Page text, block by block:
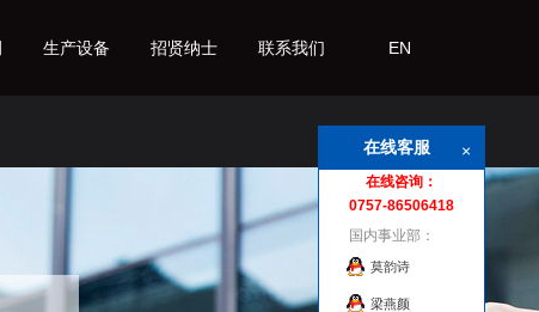
生产设备 招贤纳士 联系我们 EN
在线客服 ×
在线咨询：
0757-86506418
国内事业部：
莫韵诗
梁燕颜